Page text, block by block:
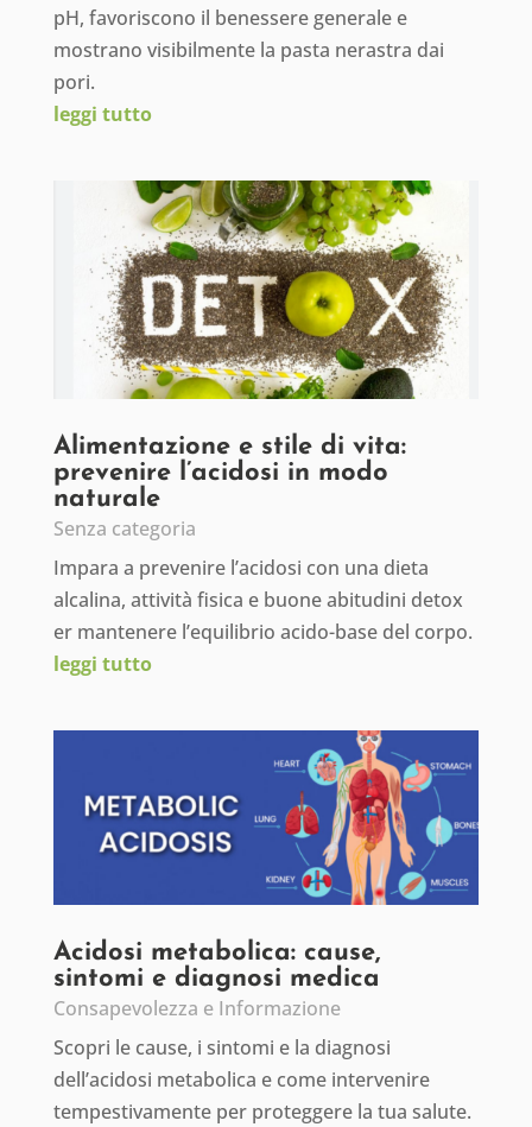
pH, favoriscono il benessere generale e
mostrano visibilmente la pasta nerastra dai
pori.
leggi tutto
Alimentazione e stile di vita:
prevenire l’acidosi in modo
naturale
Senza categoria
Impara a prevenire l’acidosi con una dieta
alcalina, attività fisica e buone abitudini detox
er mantenere l’equilibrio acido-base del corpo.
leggi tutto
Acidosi metabolica: cause,
sintomi e diagnosi medica
Consapevolezza e Informazione
Scopri le cause, i sintomi e la diagnosi
dell’acidosi metabolica e come intervenire
tempestivamente per proteggere la tua salute.